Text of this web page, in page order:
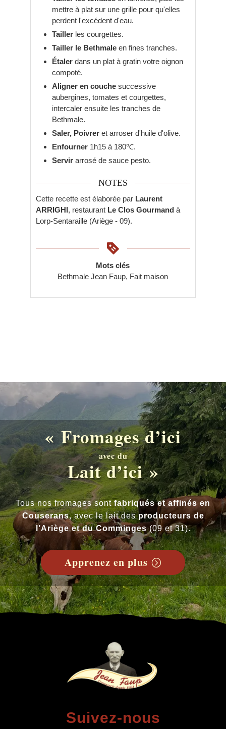
mettre à plat sur une grille pour qu'elles
perdent l'excédent d'eau.
Taillerles courgettes.
Tailler le Bethmale en fines tranches.
Étalerdans un plat à gratin votre oignon
compoté.
Aligner en couchesuccessive
aubergines, tomates et courgettes,
intercaler ensuite les tranches de
Bethmale.
Saler, Poivreret arroser d'huile d'olive.
Enfourner1h15 à 180℃.
Servirarrosé de sauce pesto.
NOTES
Cette recette est élaborée par Laurent
ARRIGHI, restaurant Le Clos Gourmandà
Lorp-Sentaraille (Ariège - 09).
Mots clés
Bethmale Jean Faup, Fait maison
« Fromages d’ici
avec du
Lait d’ici »
Tous nos fromages sontfabriqués et affinés en
Couserans, avec le lait desproducteurs de
l’Ariège et du Comminges(09 et 31).
Apprenez en plus
Suivez-nous